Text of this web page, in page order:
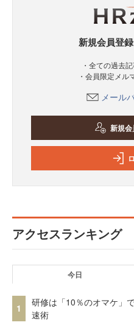
新規会員登録
・全ての過去
・会員限定メル
メール
新規
アクセスランキング
今日
1
研修は「10％のオマケ」
速術